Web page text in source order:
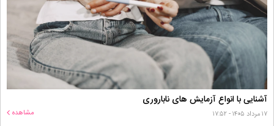
آشنایی با انواع آزمایش های ناباروری
۱۷ مرداد ۱۴۰۵ - ۱۷:۵۲ مشاهده